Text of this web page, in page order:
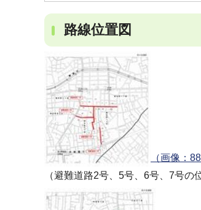
路線位置図
（画像：
（避難道路2号、5号、6号、7号の